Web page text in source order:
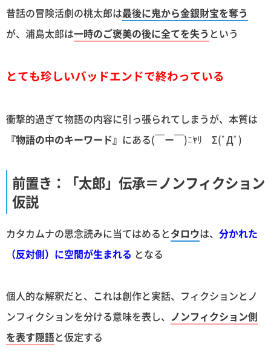
昔話の冒険活劇の桃太郎は最後に鬼から金銀財宝を奪う
が、浦島太郎は一時のご褒美の後に全てを失う という
とても珍しいバッドエンドで終わっている
衝撃的過ぎて物語の内容に引っ張られてしまうが、本質は
『物語の中のキーワード』 にある(￣ー￣)ﾆﾔﾘ Σ(ﾟДﾟ)
前置き：「太郎」伝承＝ノンフィクション
仮説
カタカムナの思念読みに当てはめるとタロウは、 分かれた
（反対側）に空間が生まれる となる
個人的な解釈だと、これは創作と実話、フィクションとノ
ンフィクションを分ける意味を表し、 ノンフィクション側
を表す隠語と仮定する